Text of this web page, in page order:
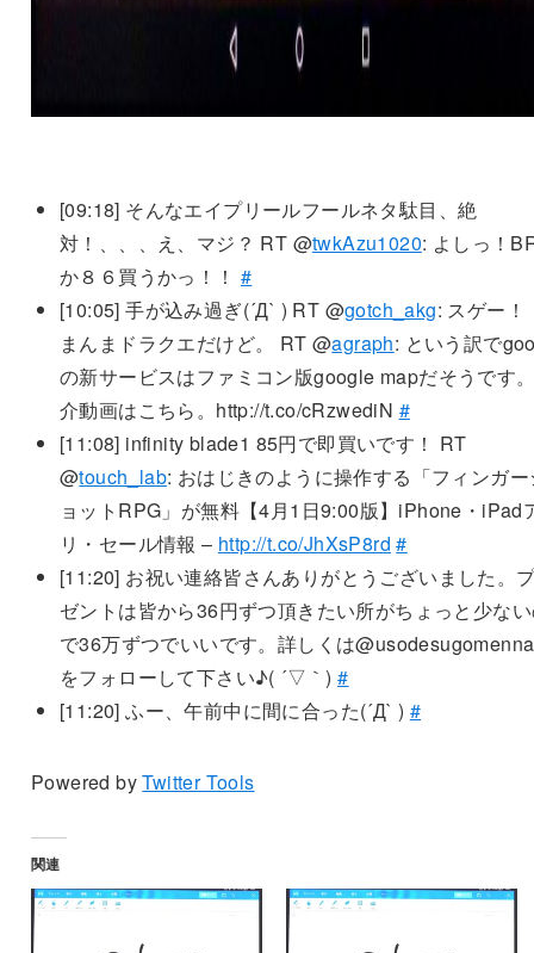
[09:18] そんなエイプリールフールネタ駄目、絶
対！、、、え、マジ？ RT @twkAzu1020: よしっ！
か８６買うかっ！！ #
[10:05] 手が込み過ぎ(´Д` ) RT @gotch_akg: スゲー！
まんまドラクエだけど。 RT @agraph: という訳で
の新サービスはファミコン版google mapだそうです
介動画はこちら。http://t.co/cRzwediN #
[11:08] infinity blade1 85円で即買いです！ RT
@touch_lab: おはじきのように操作する「フィンガー
ョットRPG」が無料【4月1日9:00版】iPhone・iPad
リ・セール情報 – http://t.co/JhXsP8rd #
[11:20] お祝い連絡皆さんありがとうございました。
ゼントは皆から36円ずつ頂きたい所がちょっと少な
で36万ずつでいいです。詳しくは
をフォローして下さい♪( ´▽｀)#
[11:20] ふー、午前中に間に合った(´Д` ) #
Powered byTwitter Tools
関連